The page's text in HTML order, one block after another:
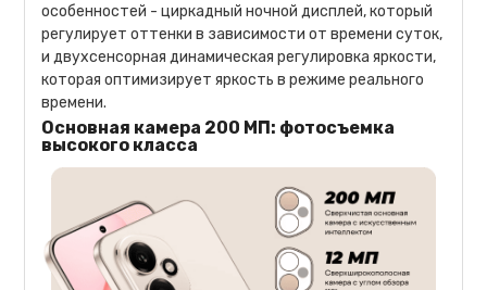
особенностей - циркадный ночной дисплей, который
регулирует оттенки в зависимости от времени суток,
и двухсенсорная динамическая регулировка яркости,
которая оптимизирует яркость в режиме реального
времени.
Основная камера 200 МП: фотосъемка
высокого класса